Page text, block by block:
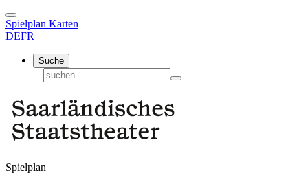
Spielplan Karten
DEFR
Suche
Spielplan